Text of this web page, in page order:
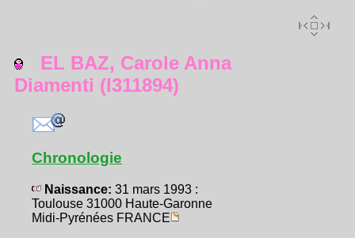
EL BAZ, Carole Anna
Diamenti (I311894)
Chronologie
Naissance: 31 mars 1993 :
Toulouse 31000 Haute-Garonne
Midi-Pyrénées FRANCE